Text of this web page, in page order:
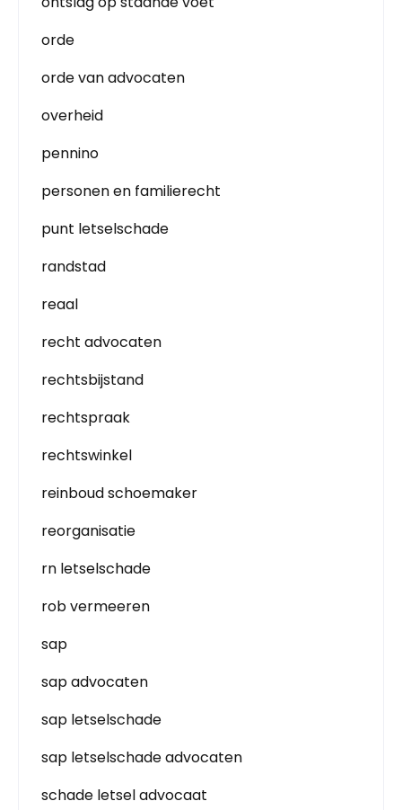
orde
orde van advocaten
overheid
pennino
personen en familierecht
punt letselschade
randstad
reaal
recht advocaten
rechtsbijstand
rechtspraak
rechtswinkel
reinboud schoemaker
reorganisatie
rn letselschade
rob vermeeren
sap
sap advocaten
sap letselschade
sap letselschade advocaten
schade letsel advocaat